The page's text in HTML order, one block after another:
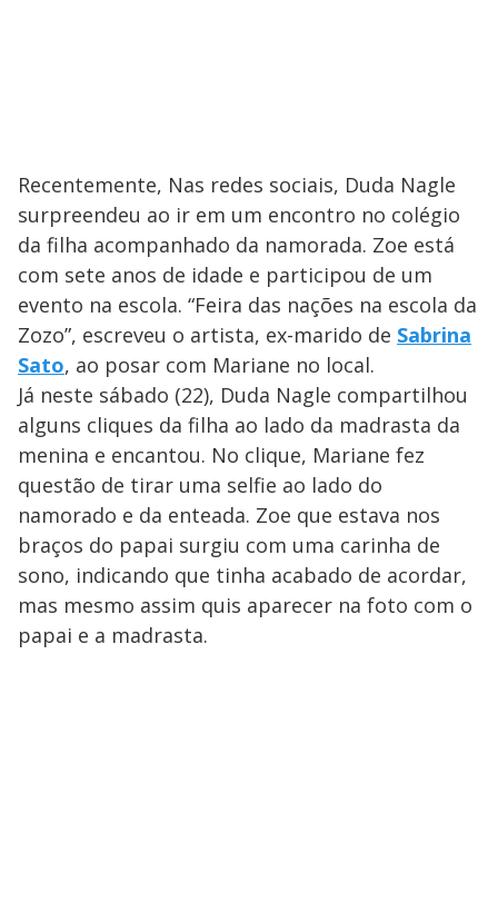
Recentemente, Nas redes sociais, Duda Nagle
surpreendeu ao ir em um encontro no colégio
da filha acompanhado da namorada. Zoe está
com sete anos de idade e participou de um
evento na escola. “Feira das nações na escola da
Zozo”, escreveu o artista, ex-marido de Sabrina
Sato, ao posar com Mariane no local.
Já neste sábado (22), Duda Nagle compartilhou
alguns cliques da filha ao lado da madrasta da
menina e encantou. No clique, Mariane fez
questão de tirar uma selfie ao lado do
namorado e da enteada. Zoe que estava nos
braços do papai surgiu com uma carinha de
sono, indicando que tinha acabado de acordar,
mas mesmo assim quis aparecer na foto com o
papai e a madrasta.